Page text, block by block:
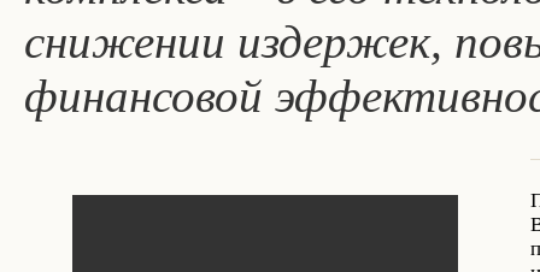
снижении издержек,
финансовой